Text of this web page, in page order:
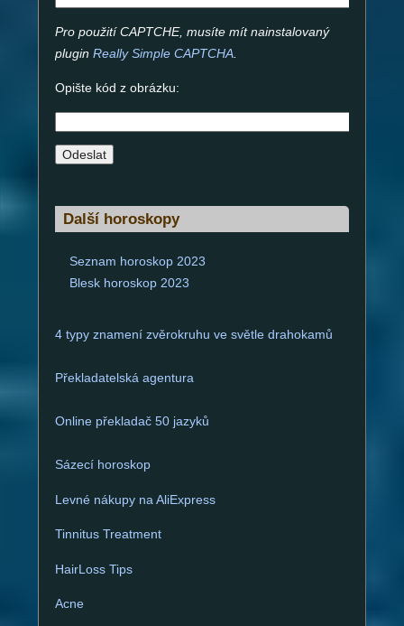
Pro použití CAPTCHE, musíte mít nainstalovaný
plugin Really Simple CAPTCHA.
Opište kód z obrázku:
l
t
t
v
:
Další horoskopy
Seznam horoskop 2023
Blesk horoskop 2023
4 typy znamení zvěrokruhu ve světle drahokamů
Překladatelská agentura
Online překladač 50 jazyků
Sázecí horoskop
Levné nákupy na AliExpress
Tinnitus Treatment
HairLoss Tips
Acne